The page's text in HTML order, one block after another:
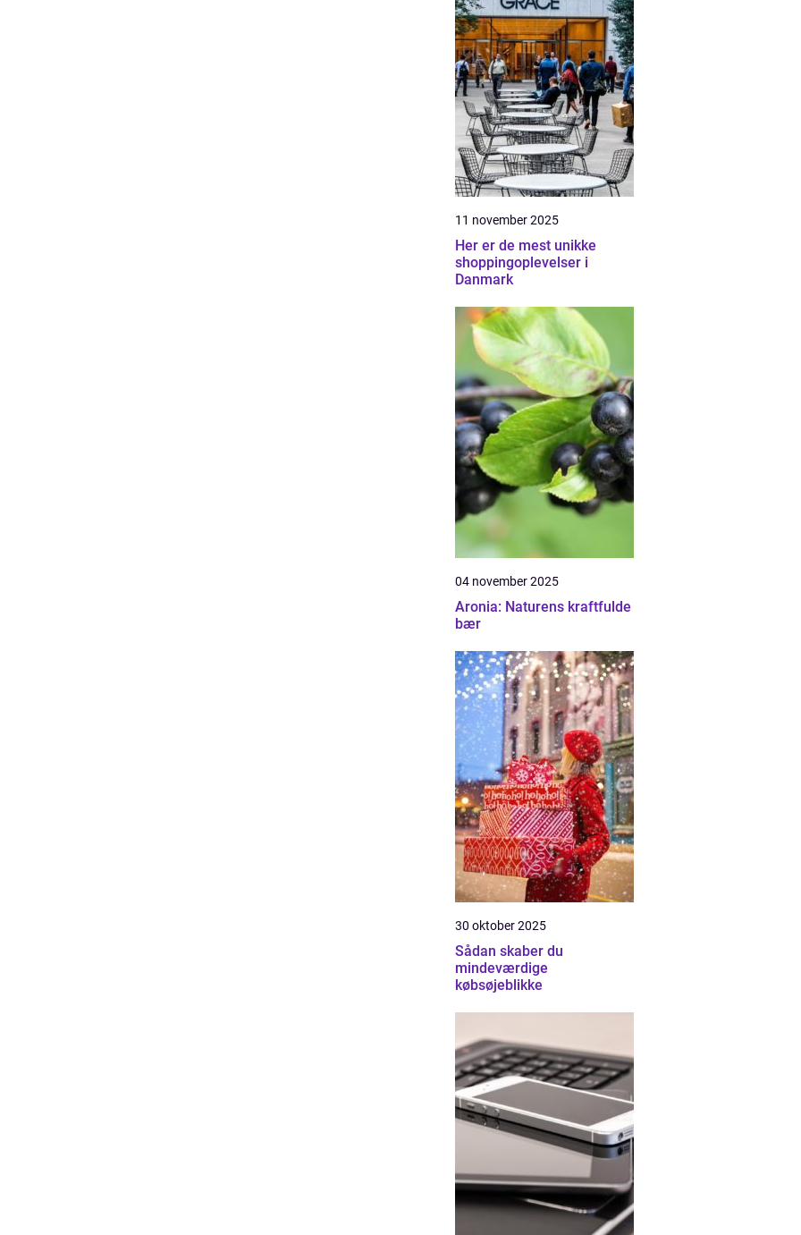
11 november 2025
Her er de mest unikke
shoppingoplevelser i
Danmark
04 november 2025
Aronia: Naturens kraftfulde
bær
30 oktober 2025
Sådan skaber du
mindeværdige
købsøjeblikke